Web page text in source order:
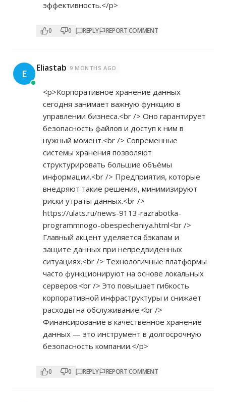
эффективность.</p>
0 0 REPLY REPORT COMMENT
E Eliastab 9 MONTHS AGO
<p>Корпоративное хранение данных
сегодня занимает важную функцию в
управлении бизнеса.<br /> Оно гарантирует
безопасность файлов и доступ к ним в
нужный момент.<br /> Современные
системы хранения позволяют
структурировать большие объёмы
информации.<br /> Предприятия, которые
внедряют такие решения, минимизируют
риски утраты данных.<br />
https://ulats.ru/news-9113-razrabotka-
programmnogo-obespecheniya.html<br />
Главный акцент уделяется бэкапам и
защите данных при непредвиденных
ситуациях.<br /> Технологичные платформы
часто функционируют на основе локальных
серверов.<br /> Это повышает гибкость
корпоративной инфраструктуры и снижает
расходы на обслуживание.<br />
Финансирование в качественное хранение
данных — это инструмент в долгосрочную
безопасность компании.</p>
0 0 REPLY REPORT COMMENT